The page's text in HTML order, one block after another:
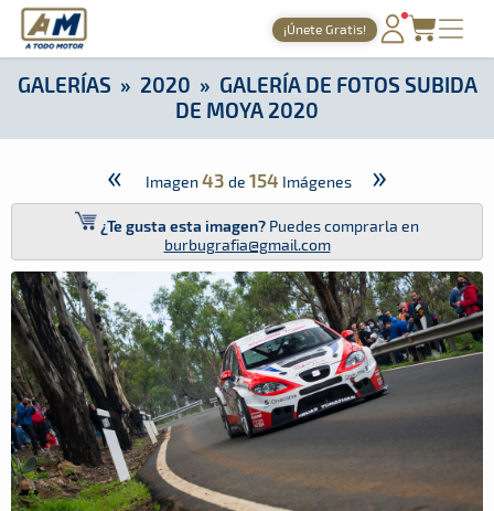
A Todo Motor · Revista del motor desde 1999
¡Únete Gratis!
PORTADA
TIEMPOS ONLINE
AGENDA
TIENDA
ARCHIVO
A Todo Motor Galería de Fotos Subida de
GALERÍAS » 2020 » GALERÍA DE FOTOS SUBIDA
DE MOYA 2020
« Imagen 43 de 154 Imágenes »
¿Te gusta esta imagen? Puedes comprarla en
burbugrafia@gmail.com